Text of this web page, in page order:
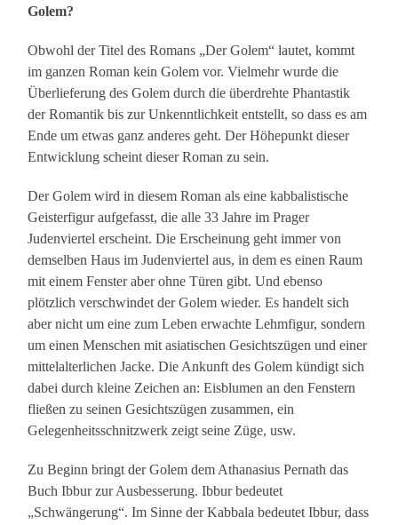
Golem?
Obwohl der Titel des Romans „Der Golem“ lautet, kommt
im ganzen Roman kein Golem vor. Vielmehr wurde die
Überlieferung des Golem durch die überdrehte Phantastik
der Romantik bis zur Unkenntlichkeit entstellt, so dass es am
Ende um etwas ganz anderes geht. Der Höhepunkt dieser
Entwicklung scheint dieser Roman zu sein.
Der Golem wird in diesem Roman als eine kabbalistische
Geisterfigur aufgefasst, die alle 33 Jahre im Prager
Judenviertel erscheint. Die Erscheinung geht immer von
demselben Haus im Judenviertel aus, in dem es einen Raum
mit einem Fenster aber ohne Türen gibt. Und ebenso
plötzlich verschwindet der Golem wieder. Es handelt sich
aber nicht um eine zum Leben erwachte Lehmfigur, sondern
um einen Menschen mit asiatischen Gesichtszügen und einer
mittelalterlichen Jacke. Die Ankunft des Golem kündigt sich
dabei durch kleine Zeichen an: Eisblumen an den Fenstern
fließen zu seinen Gesichtszügen zusammen, ein
Gelegenheitsschnitzwerk zeigt seine Züge, usw.
Zu Beginn bringt der Golem dem Athanasius Pernath das
Buch Ibbur zur Ausbesserung. Ibbur bedeutet
„Schwängerung“. Im Sinne der Kabbala bedeutet Ibbur, dass